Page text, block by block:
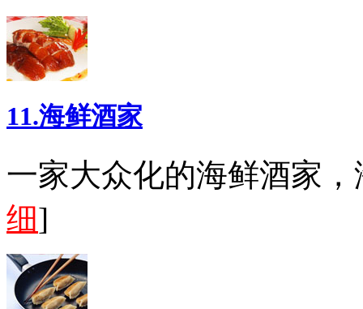
11.海鲜酒家
一家大众化的海鲜酒家
细]